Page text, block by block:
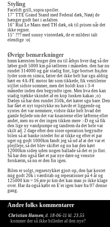
Styling
Facelift grill, supra spoiler.
17" TTE Grand Stand med Federal dæk, Nøøj de
hænger godt fast i asfalten
16" Rial Le Mans med TH dæk, ok til prisen når det
ikke regner.
15" ??? med sunny vinterdæk, de er mildest talt
elendige :o(
Øvrige bemærkninger
hmm kæresten bruger den nu til århus hver dag så der
løber godt 5000 km på tælleren i måneden. den har nu
rundet 314000 og går stadig fint, lige bortset fra,den
lyder som en simca, fatter det ikke helt har sgu aldrig
hørt en 4A-FE motor før som tikkede, fik ventilerne
stillet sidste sommer, men det holdt kun i 3-4
måneder inden den begyndte igen. Men hva den kan
stadig trække skindet af en kop lunken kakao ;o)
Dælen så har den rundet 350k, det kører sgu bare. Den
har fået et nyt topstykke nu havde et liggende og
syntes det var nemmere, vidste ikke helt hvad det
gamle fejlede om det var knasterne eller løfterne eller
andet, men nu er der ingen tikken mere :-D og så fik
den lige ny vandpumpe og tandrem da det hele var
skilt ad. 2 dage efter den store operation begyndte
bilen så at banke istedet for at tikke og efter et par
uger og godt 1000km fandt jeg så ud af at det var et
plejlleje, så det blev skiftet og nu har den kørt
12000km siden uden nogen ballade så det er jo fint.
Så har den også fået et par nye døre og venstre
forskærm, så nu er den fin igen.
Bilen er solgt, regnestykket gjort op, den har kostet
mig godt 20k i værditab og reperationer på 4 år og
125000 km = 16 øre pr km det kan man jo ikke klage
over. Har da også købt en E'er igen bare fra 97 denne
gang.
Andre folks kommentarer
Christian Hansen, d. 18-06-11 kl. 23.55
kommer der så ikke billeder af den nye?